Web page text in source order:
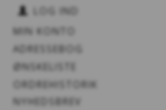
LOG IND
MIN KONTO
ADRESSEBOG
ØNSKELISTE
ORDREHISTORIK
NYHEDSBREV